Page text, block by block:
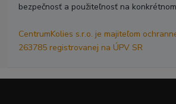
bezpečnosť a použiteľnosť na
CentrumKolies s.r.o. je majiteľom
263785 registrovanej na ÚPV SR